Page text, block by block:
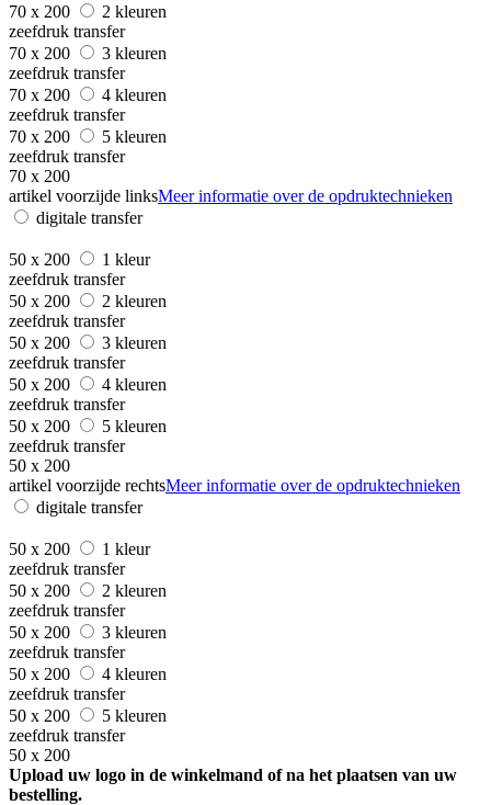
70 x 200
2 kleuren
zeefdruk transfer
70 x 200
3 kleuren
zeefdruk transfer
70 x 200
4 kleuren
zeefdruk transfer
70 x 200
5 kleuren
zeefdruk transfer
70 x 200
artikel voorzijde linksMeer informatie over de opdruktechnieken
digitale transfer
50 x 200
1 kleur
zeefdruk transfer
50 x 200
2 kleuren
zeefdruk transfer
50 x 200
3 kleuren
zeefdruk transfer
50 x 200
4 kleuren
zeefdruk transfer
50 x 200
5 kleuren
zeefdruk transfer
50 x 200
artikel voorzijde rechtsMeer informatie over de opdruktechnieken
digitale transfer
50 x 200
1 kleur
zeefdruk transfer
50 x 200
2 kleuren
zeefdruk transfer
50 x 200
3 kleuren
zeefdruk transfer
50 x 200
4 kleuren
zeefdruk transfer
50 x 200
5 kleuren
zeefdruk transfer
50 x 200
Upload uw logo in de winkelmand of na het plaatsen van uw
bestelling.